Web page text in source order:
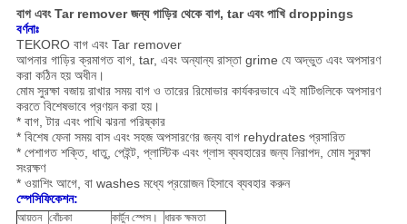
বাগ এবং Tar remover জন্য গাড়ির থেকে বাগ, tar এবং পাখি droppings
বর্ণনাঃ
TEKORO বাগ এবং Tar remover
আপনার গাড়ির ক্রমাগত বাগ, tar, এবং অন্যান্য রাস্তা grime যে অদ্ভুত এবং অপসারণ
করা কঠিন হয় অধীন।
মোম সুরক্ষা বজায় রাখার সময় বাগ ও তারের রিমোভার কার্যকরভাবে এই মাটিগুলিকে অপসারণ
করতে বিশেষভাবে প্রণয়ন করা হয়।
* বাগ, টার এবং পাখি ঝরনা পরিষ্কার
* বিশেষ ফেনা সময় বাস এবং সহজ অপসারণের জন্য বাগ rehydrates প্রসারিত
* পেশাগত শক্তি, ধাতু, পেইন্ট, প্লাস্টিক এবং গ্লাস ব্যবহারের জন্য নিরাপদ, মোম সুরক্ষা
সংরক্ষণ
* ওয়াশিং আগে, বা washes মধ্যে প্রয়োজন হিসাবে ব্যবহার করুন
স্পেসিফিকেশন:
আয়তন বোঁচকা কার্টুন স্পেস। ধারক ক্ষমতা